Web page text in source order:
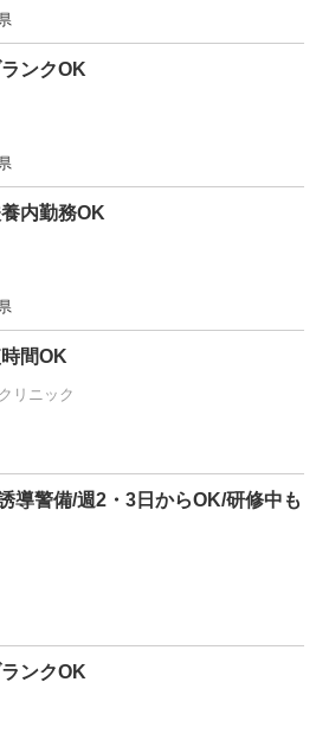
ンクOK
内勤務OK
間OK
リニック
導警備/週2・3日からOK/研修中も
ンクOK